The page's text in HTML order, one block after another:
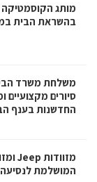
בהשראת הבית
משלחת משרד
סיורים מקצועיים
החדשנות בענף
המושלמת